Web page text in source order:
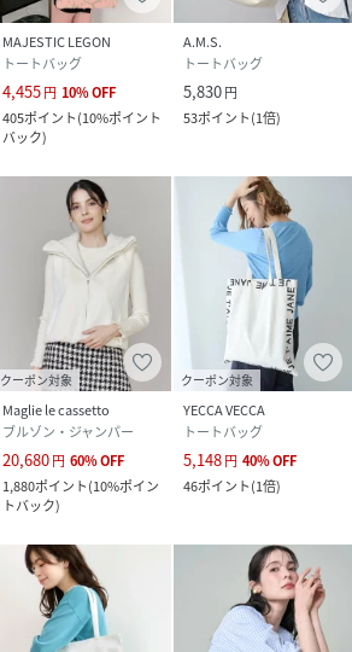
MAJESTIC LEGON
トートバッグ
4,455円 10%OFF
405ポイント(10%ポイント
バック)
A.M.S.
トートバッグ
5,830円
53ポイント(1倍)
クーポン対象
Maglie le cassetto
ブルゾン・ジャンパー
20,680円 60%OFF
1,880ポイント(10%ポイン
トバック)
クーポン対象
YECCA VECCA
トートバッグ
5,148円 40%OFF
46ポイント(1倍)